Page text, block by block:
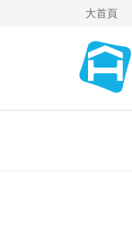
大首頁